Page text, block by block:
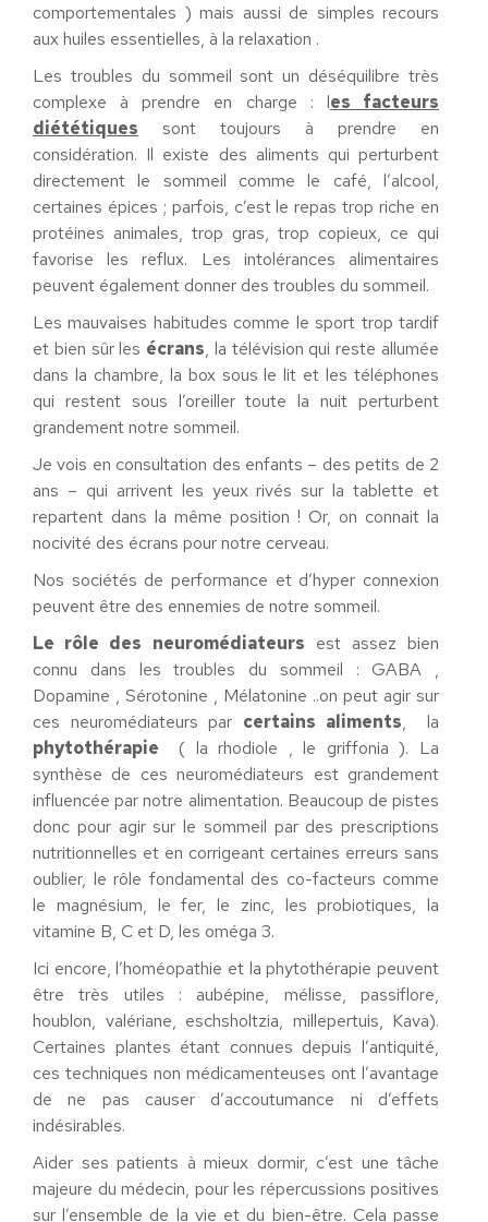
comportementales ) mais aussi de simples recours
aux huiles essentielles, à la relaxation .
Les troubles du sommeil sont un déséquilibre très
complexe à prendre en charge : les facteurs
diététiques sont toujours à prendre en
considération. Il existe des aliments qui perturbent
directement le sommeil comme le café, l’alcool,
certaines épices ; parfois, c’est le repas trop riche en
protéines animales, trop gras, trop copieux, ce qui
favorise les reflux. Les intolérances alimentaires
peuvent également donner des troubles du sommeil.
Les mauvaises habitudes comme le sport trop tardif
et bien sûr les écrans, la télévision qui reste allumée
dans la chambre, la box sous le lit et les téléphones
qui restent sous l’oreiller toute la nuit perturbent
grandement notre sommeil.
Je vois en consultation des enfants – des petits de 2
ans – qui arrivent les yeux rivés sur la tablette et
repartent dans la même position ! Or, on connait la
nocivité des écrans pour notre cerveau.
Nos sociétés de performance et d’hyper connexion
peuvent être des ennemies de notre sommeil.
Le rôle des neuromédiateurs est assez bien
connu dans les troubles du sommeil : GABA ,
Dopamine , Sérotonine , Mélatonine ..on peut agir sur
ces neuromédiateurs par certains aliments, la
phytothérapie
( la rhodiole , le griffonia ). La
synthèse de ces neuromédiateurs est grandement
influencée par notre alimentation. Beaucoup de pistes
donc pour agir sur le sommeil par des prescriptions
nutritionnelles et en corrigeant certaines erreurs sans
oublier, le rôle fondamental des co-facteurs comme
le magnésium, le fer, le zinc, les probiotiques, la
vitamine B, C et D, les oméga 3.
Ici encore, l’homéopathie et la phytothérapie peuvent
être très utiles : aubépine, mélisse, passiflore,
houblon, valériane, eschsholtzia, millepertuis, Kava).
Certaines plantes étant connues depuis l’antiquité,
ces techniques non médicamenteuses ont l’avantage
de ne pas causer d’accoutumance ni d’effets
indésirables.
Aider ses patients à mieux dormir, c’est une tâche
majeure du médecin, pour les répercussions positives
sur l’ensemble de la vie et du bien-être. Cela passe